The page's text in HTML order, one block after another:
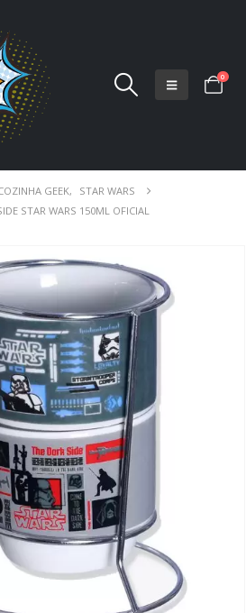
0
GEEK,
STAR WARS
STAR WARS 150ML OFICIAL